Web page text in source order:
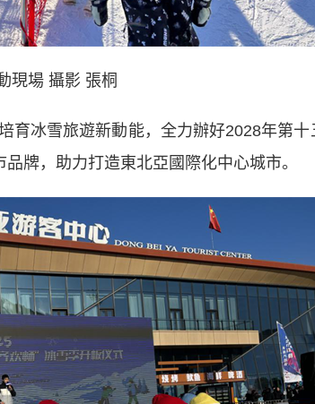
現場 攝影 張桐
冰雪旅遊新動能，全力辦好2028年第十
牌，助力打造東北亞國際化中心城市。